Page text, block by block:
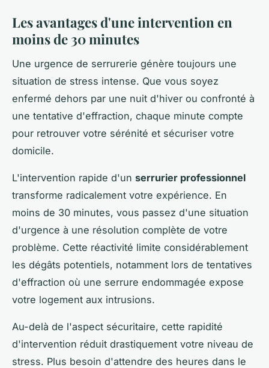
Les avantages d'une intervention en
moins de 30 minutes
Une urgence de serrurerie génère toujours une
situation de stress intense. Que vous soyez
enfermé dehors par une nuit d'hiver ou confronté à
une tentative d'effraction, chaque minute compte
pour retrouver votre sérénité et sécuriser votre
domicile.
L'intervention rapide d'un serrurier professionnel
transforme radicalement votre expérience. En
moins de 30 minutes, vous passez d'une situation
d'urgence à une résolution complète de votre
problème. Cette réactivité limite considérablement
les dégâts potentiels, notamment lors de tentatives
d'effraction où une serrure endommagée expose
votre logement aux intrusions.
Au-delà de l'aspect sécuritaire, cette rapidité
d'intervention réduit drastiquement votre niveau de
stress. Plus besoin d'attendre des heures dans le